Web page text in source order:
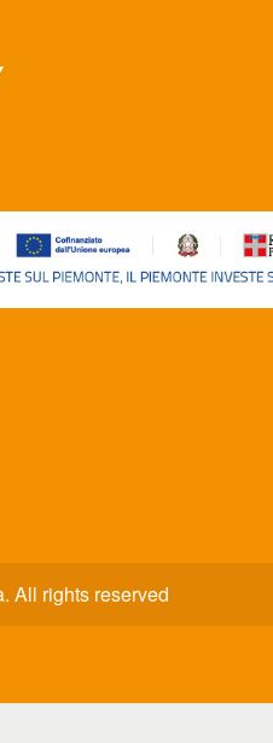
All rights reserved